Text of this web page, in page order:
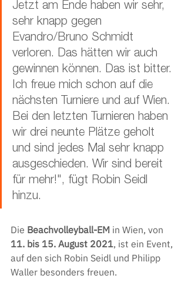
Jetzt am Ende haben wir sehr,
sehr knapp gegen
Evandro/Bruno Schmidt
verloren. Das hätten wir auch
gewinnen können. Das ist bitter.
Ich freue mich schon auf die
nächsten Turniere und auf Wien.
Bei den letzten Turnieren haben
wir drei neunte Plätze geholt
und sind jedes Mal sehr knapp
ausgeschieden. Wir sind bereit
für mehr!", fügt Robin Seidl
hinzu.
Die Beachvolleyball-EM in Wien, von
11. bis 15. August 2021, ist ein Event,
auf den sich Robin Seidl und Philipp
Waller besonders freuen.